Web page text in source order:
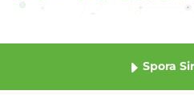
Spora